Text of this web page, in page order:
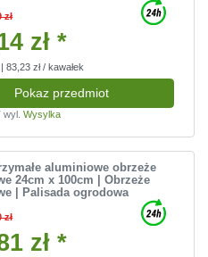
zł
zł *
| 83,23 zł / kawałek
Pokaz przedmiot
wyl.Wysylka
aluminiowe obrzeże
24cm x 100cm | Obrzeże
| Palisada ogrodowa
zł
zł *